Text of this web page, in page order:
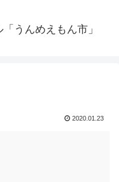
うんめえもん市」
2020.01.23